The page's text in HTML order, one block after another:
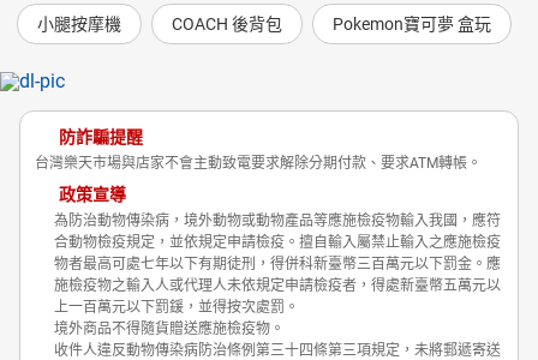
小腿按摩機 COACH 後背包 Pokemon寶可夢 盒玩
防詐騙提醒
台灣樂天市場與店家不會主動致電要求解除分期付款、要求ATM轉帳。
政策宣導
為防治動物傳染病，境外動物或動物產品等應施檢疫物輸入我國，應符
合動物檢疫規定，並依規定申請檢疫。擅自輸入屬禁止輸入之應施檢疫
物者最高可處七年以下有期徒刑，得併科新臺幣三百萬元以下罰金。應
施檢疫物之輸入人或代理人未依規定申請檢疫者，得處新臺幣五萬元以
上一百萬元以下罰鍰，並得按次處罰。
境外商品不得隨貨贈送應施檢疫物。
收件人違反動物傳染病防治條例第三十四條第三項規定，未將郵遞寄送